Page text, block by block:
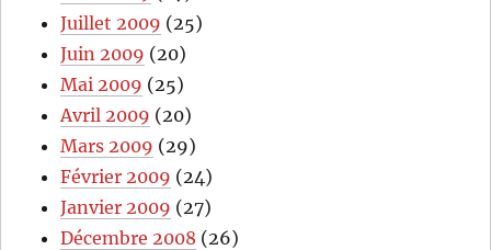
Juillet 2009 (25)
Juin 2009 (20)
Mai 2009 (25)
Avril 2009 (20)
Mars 2009 (29)
Février 2009 (24)
Janvier 2009 (27)
Décembre 2008 (26)